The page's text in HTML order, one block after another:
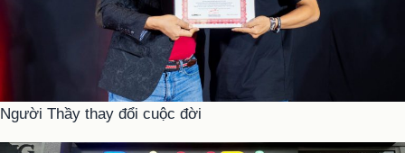
Người Thầy thay đổi cuộc đời